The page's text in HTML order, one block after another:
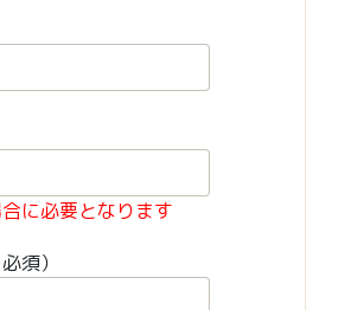
に必要となります
須）